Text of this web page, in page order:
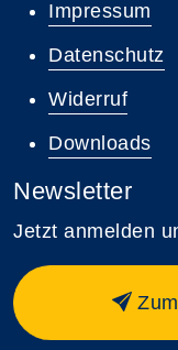
Impressum
Datenschutz
Widerruf
Downloads
Newsletter
Jetzt anmelden